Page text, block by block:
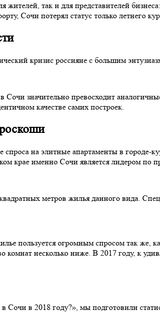
жителей, так и для представителей
Сочи потерял статус только летнего
кризис россияне с большим
значительно превосходит
качестве самих построек.
спроса на элитные апартаменты в
крае именно Сочи является лидером
метров жилья данного вида.
пользуется огромным спросом так
комнат несколько ниже. В 2017 году, к
в 2018 году?», мы подготовили